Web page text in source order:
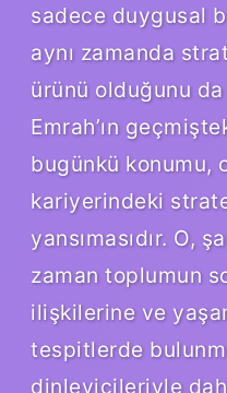
sadece duygusal
aynı zamanda
ürünü olduğunu
Emrah’ın
bugünkü konumu,
kariyerindeki
yansımasıdır. O,
zaman toplumun
ilişkilerine ve
tespitlerde
dinleyicileriyle